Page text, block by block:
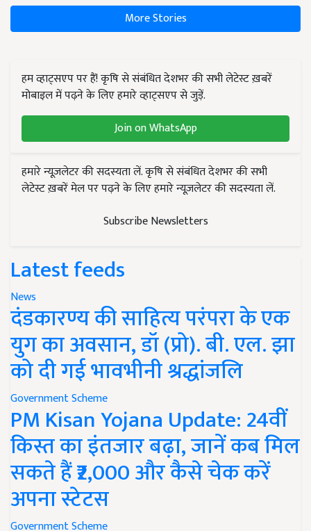
More Stories
हम व्हाट्सएप पर हैं! कृषि से संबंधित देशभर की सभी लेटेस्ट ख़बरें
मोबाइल में पढ़ने के लिए हमारे व्हाट्सएप से जुड़ें.
Join on WhatsApp
हमारे न्यूज़लेटर की सदस्यता लें. कृषि से संबंधित देशभर की सभी
लेटेस्ट ख़बरें मेल पर पढ़ने के लिए हमारे न्यूज़लेटर की सदस्यता लें.
Subscribe Newsletters
Latest feeds
News
दंडकारण्य की साहित्य परंपरा के एक
युग का अवसान, डॉ (प्रो). बी. एल. झा
को दी गई भावभीनी श्रद्धांजलि
Government Scheme
PM Kisan Yojana Update: 24वीं
किस्त का इंतजार बढ़ा, जानें कब मिल
सकते हैं ₹2,000 और कैसे चेक करें
अपना स्टेटस
Government Scheme